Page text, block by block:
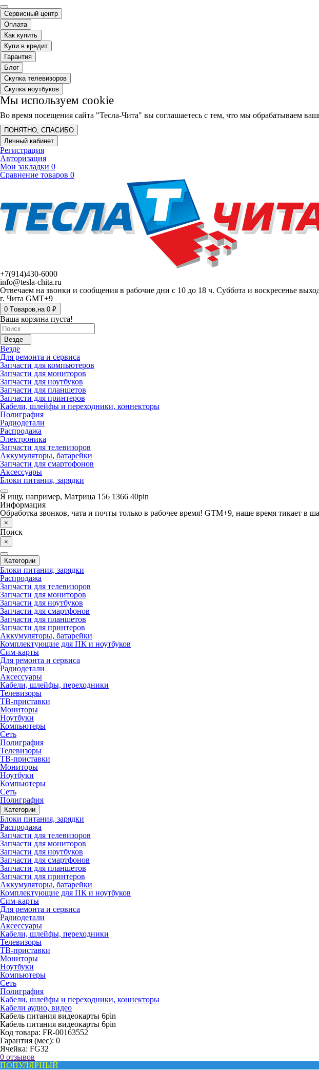
Сервисный центр
Оплата
Как купить
Купи в кредит
Гарантия
Блог
Скупка телевизоров
Скупка ноутбуков
Мы используем cookie
Во время посещения сайта "Тесла-Чита" вы соглашаетесь с тем, что мы обрабатываем
ПОНЯТНО, СПАСИБО
Личный кабинет
Регистрация
Авторизация
Мои закладки 0
Сравнение товаров 0
+7(914)430-6000
info@tesla-chita.ru
Отвечаем на звонки и сообщения в рабочие дни с 10 до 18 ч. Суббота и воскресенье
г. Чита GMT+9
0 Tоваров,на 0 ₽
Ваша корзина пуста!
Везде
Везде
Для ремонта и сервиса
Запчасти для компьютеров
Запчасти для мониторов
Запчасти для ноутбуков
Запчасти для планшетов
Запчасти для принтеров
Кабели, шлейфы и переходники, коннекторы
Полиграфия
Радиодетали
Распродажа
Электроника
Запчасти для телевизоров
Аккумуляторы, батарейки
Запчасти для смартофонов
Аксессуары
Блоки питания, зарядки
Я ищу, например, Матрица 156 1366 40pin
Информация
Обработка звонков, чата и почты только в рабочее время! GTM+9, наше время тикает в
×
Поиск
×
Категории
Блоки питания, зарядки
Распродажа
Запчасти для телевизоров
Запчасти для мониторов
Запчасти для ноутбуков
Запчасти для смартфонов
Запчасти для планшетов
Запчасти для принтеров
Аккумуляторы, батарейки
Комплектующие для ПК и ноутбуков
Сим-карты
Для ремонта и сервиса
Радиодетали
Аксессуары
Кабели, шлейфы, переходники
Телевизоры
ТВ-приставки
Мониторы
Ноутбуки
Компьютеры
Сеть
Полиграфия
Телевизоры
ТВ-приставки
Мониторы
Ноутбуки
Компьютеры
Сеть
Полиграфия
Категории
Блоки питания, зарядки
Распродажа
Запчасти для телевизоров
Запчасти для мониторов
Запчасти для ноутбуков
Запчасти для смартфонов
Запчасти для планшетов
Запчасти для принтеров
Аккумуляторы, батарейки
Комплектующие для ПК и ноутбуков
Сим-карты
Для ремонта и сервиса
Радиодетали
Аксессуары
Кабели, шлейфы, переходники
Телевизоры
ТВ-приставки
Мониторы
Ноутбуки
Компьютеры
Сеть
Полиграфия
Кабели, шлейфы и переходники, коннекторы
Кабели аудио, видео
Кабель питания видеокарты 6pin
Кабель питания видеокарты 6pin
Код товара: FR-00163552
Гарантия (мес): 0
Ячейка: FG32
0 отзывов
ПОПУЛЯРНЫЙ